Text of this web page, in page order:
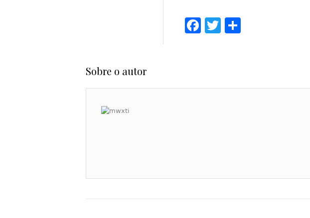
Facebook
Twitter
Sobre o autor